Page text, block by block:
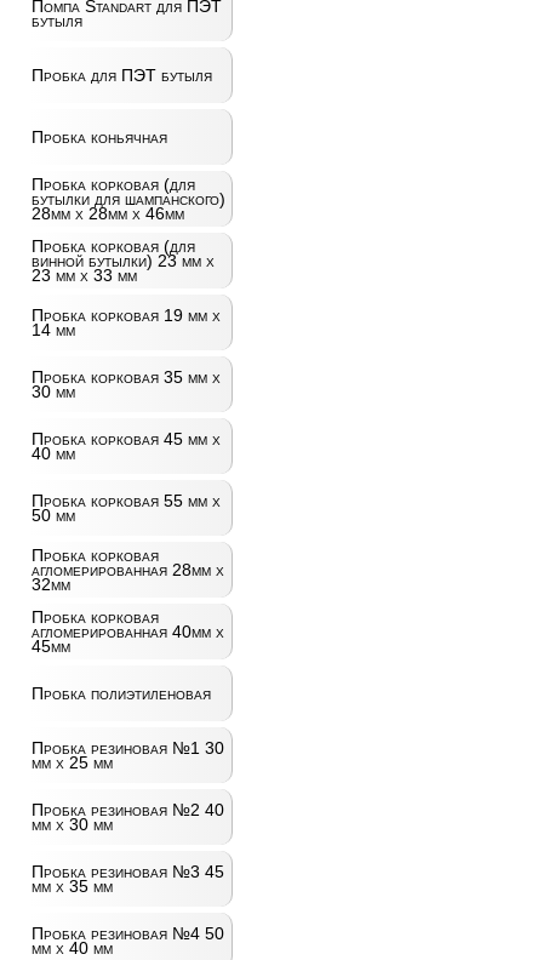
Помпа Standart для ПЭТ
бутыля
Пробка для ПЭТ бутыля
Пробка коньячная
Пробка корковая (для
бутылки для шампанского)
28мм х 28мм х 46мм
Пробка корковая (для
винной бутылки) 23 мм х
23 мм х 33 мм
Пробка корковая 19 мм х
14 мм
Пробка корковая 35 мм х
30 мм
Пробка корковая 45 мм х
40 мм
Пробка корковая 55 мм х
50 мм
Пробка корковая
агломерированная 28мм х
32мм
Пробка корковая
агломерированная 40мм х
45мм
Пробка полиэтиленовая
Пробка резиновая №1 30
мм х 25 мм
Пробка резиновая №2 40
мм х 30 мм
Пробка резиновая №3 45
мм х 35 мм
Пробка резиновая №4 50
мм х 40 мм